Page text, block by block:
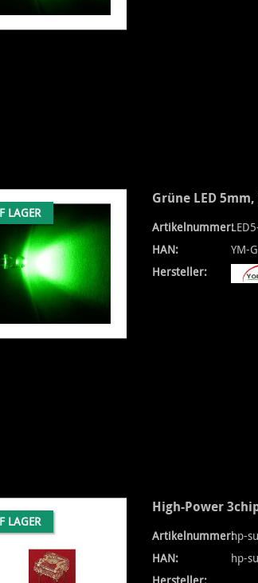
LAGER
Grüne LED 5mm,
Artikelnummer:
HAN:
YM-
Hersteller:
LAGER
High-Power
Artikelnummer:hp-
HAN:
hp-